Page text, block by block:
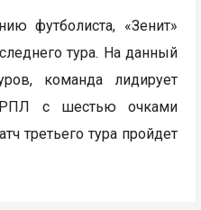
футболиста, «Зенит»
тура. На данный
команда лидирует
РПЛ с шестью очками
третьего тура пройдет